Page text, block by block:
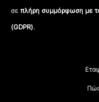
σεπλήρη συμμόρφωση με
(GDPR).